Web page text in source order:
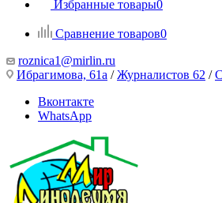
Избранные товары0
Сравнение товаров0
roznica1@mirlin.ru
Ибрагимова, 61а /Журналистов 62 /
Вконтакте
WhatsApp